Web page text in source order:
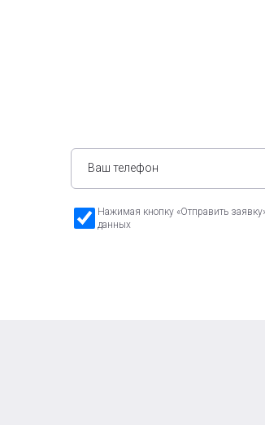
Нажимая кнопку «Отправить
данных